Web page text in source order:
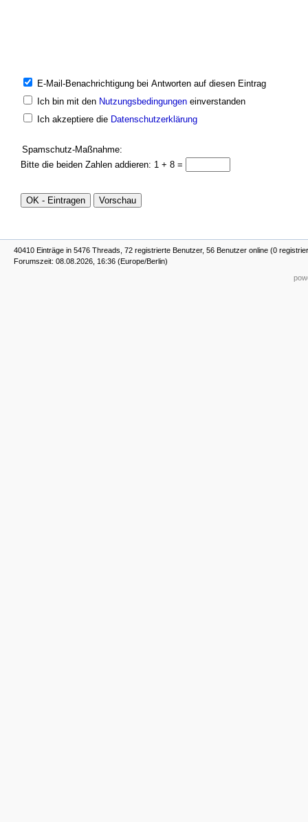
E-Mail-Benachrichtigung bei Antworten auf diesen Eintrag
Ich bin mit den Nutzungsbedingungeneinverstanden
Ich akzeptiere die Datenschutzerklärung
Spamschutz-Maßnahme:
Bitte die beiden Zahlen addieren: 1 + 8 =
40410 Einträge in 5476 Threads, 72 registrierte Benutzer, 56 Benutzer online (0
Forumszeit: 08.08.2026, 16:36 (Europe/Berlin)